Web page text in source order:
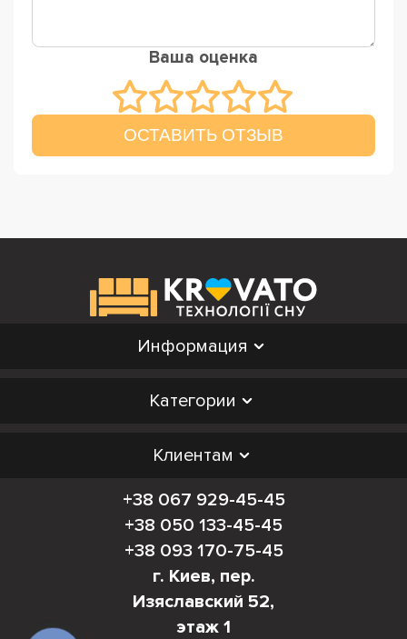
Ваша оценка
ОСТАВИТЬ ОТЗЫВ
Информация
Категории
Клиентам
+38 067 929-45-45
+38 050 133-45-45
+38 093 170-75-45
г. Киев, пер.
Изяславский 52,
этаж 1